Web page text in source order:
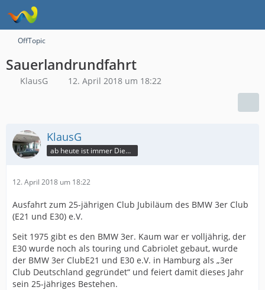
OffTopic
Sauerlandrundfahrt
KlausG 12. April 2018 um 18:22
KlausG
ab heute ist immer Dienstag
12. April 2018 um 18:22
Ausfahrt zum 25-jährigen Club Jubiläum des BMW 3er Club
(E21 und E30) e.V.
Seit 1975 gibt es den BMW 3er. Kaum war er volljährig, der
E30 wurde noch als touring und Cabriolet gebaut, wurde
der BMW 3er ClubE21 und E30 e.V. in Hamburg als „3er
Club Deutschland gegründet“ und feiert damit dieses Jahr
sein 25-jähriges Bestehen.